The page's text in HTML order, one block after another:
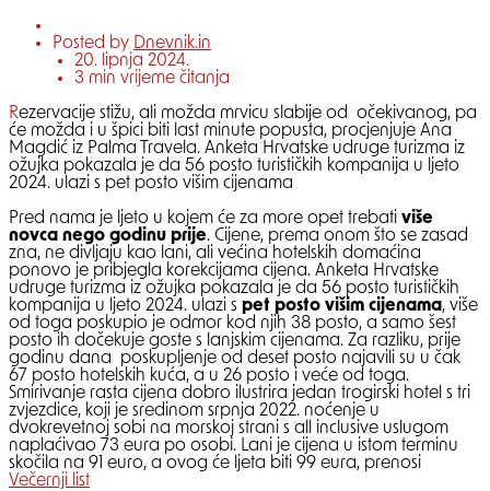
Posted by Dnevnik.in
20. lipnja 2024.
3 min vrijeme čitanja
Rezervacije stižu, ali možda mrvicu slabije od očekivanog, pa
će možda i u špici biti last minute popusta, procjenjuje Ana
Magdić iz Palma Travela. Anketa Hrvatske udruge turizma iz
ožujka pokazala je da 56 posto turističkih kompanija u ljeto
2024. ulazi s pet posto višim cijenama
Pred nama je ljeto u kojem će za more opet trebati više
novca nego godinu prije. Cijene, prema onom što se zasad
zna, ne divljaju kao lani, ali većina hotelskih domaćina
ponovo je pribjegla korekcijama cijena. Anketa Hrvatske
udruge turizma iz ožujka pokazala je da 56 posto turističkih
kompanija u ljeto 2024. ulazi s pet posto višim cijenama, više
od toga poskupio je odmor kod njih 38 posto, a samo šest
posto ih dočekuje goste s lanjskim cijenama. Za razliku, prije
godinu dana poskupljenje od deset posto najavili su u čak
67 posto hotelskih kuća, a u 26 posto i veće od toga.
Smirivanje rasta cijena dobro ilustrira jedan trogirski hotel s tri
zvjezdice, koji je sredinom srpnja 2022. noćenje u
dvokrevetnoj sobi na morskoj strani s all inclusive uslugom
naplaćivao 73 eura po osobi. Lani je cijena u istom terminu
skočila na 91 euro, a ovog će ljeta biti 99 eura, prenosi
Večernji list